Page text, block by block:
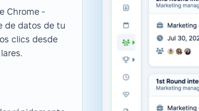
Chrome -
de datos de tu
clics desde